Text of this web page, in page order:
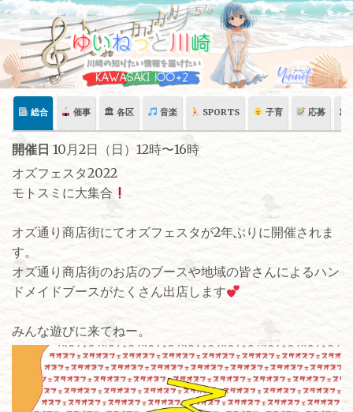
Skip
content
総合 催事 🏛 各区 音楽 SPORTS 子育 応募 🏛
開催日 10月2日（日）12時〜16時
オズフェスタ2022
モトスミに大集合
オズ通り商店街にてオズフェスタが2年ぶりに開催されま
す。
オズ通り商店街のお店のブースや地域の皆さんによるハン
ドメイドブースがたくさん出店します
みんな遊びに来てねー。